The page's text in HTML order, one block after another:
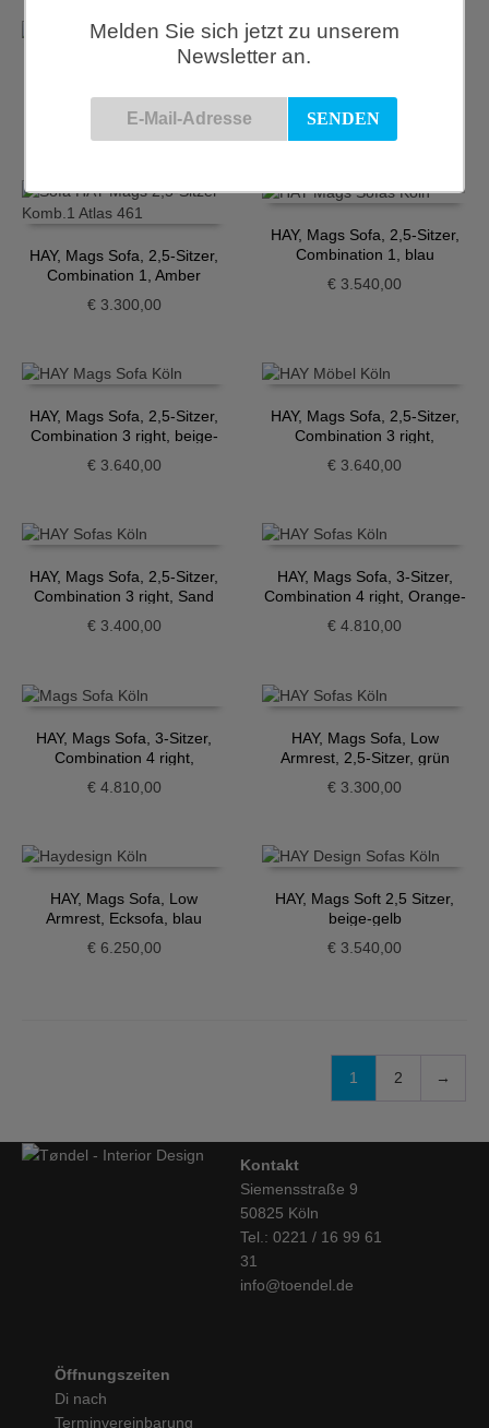
blau
3.300,00
hellblau
€4.560,00
HAY, Mags Sofa, 2,5-Sitzer,
Combination 1, Amber
€3.300,00
HAY, Mags Sofa, 2,5-Sitzer,
Combination 1, blau
€ 3.540,00
HAY, Mags Sofa, 2,5-Sitzer,
Combination 3 right, beige-
€3.640,00
HAY, Mags Sofa, 2,5-Sitzer,
Combination 3 right,
€ 3.640,00
HAY, Mags Sofa, 2,5-Sitzer,
Combination 3 right, Sand
€3.400,00
HAY, Mags Sofa, 3-Sitzer,
Combination 4 right, Orange-
Grau
€ 4.810,00
HAY, Mags Sofa, 3-Sitzer,
Combination 4 right,
€4.810,00
HAY, Mags Sofa, Low
Armrest, 2,5-Sitzer, grün
€ 3.300,00
HAY, Mags Sofa, Low
Armrest, Ecksofa, blau
€6.250,00
HAY, Mags Soft 2,5 Sitzer,
beige-gelb
€ 3.540,00
1 2 →
Kontakt
Siemensstraße 9
50825 Köln
Tel.: 0221 / 16 99 61
31
info@toendel.de
Öffnungszeiten
Di nach
Terminvereinbarung
Melden Sie sich jetzt zu unserem
Newsletter an.